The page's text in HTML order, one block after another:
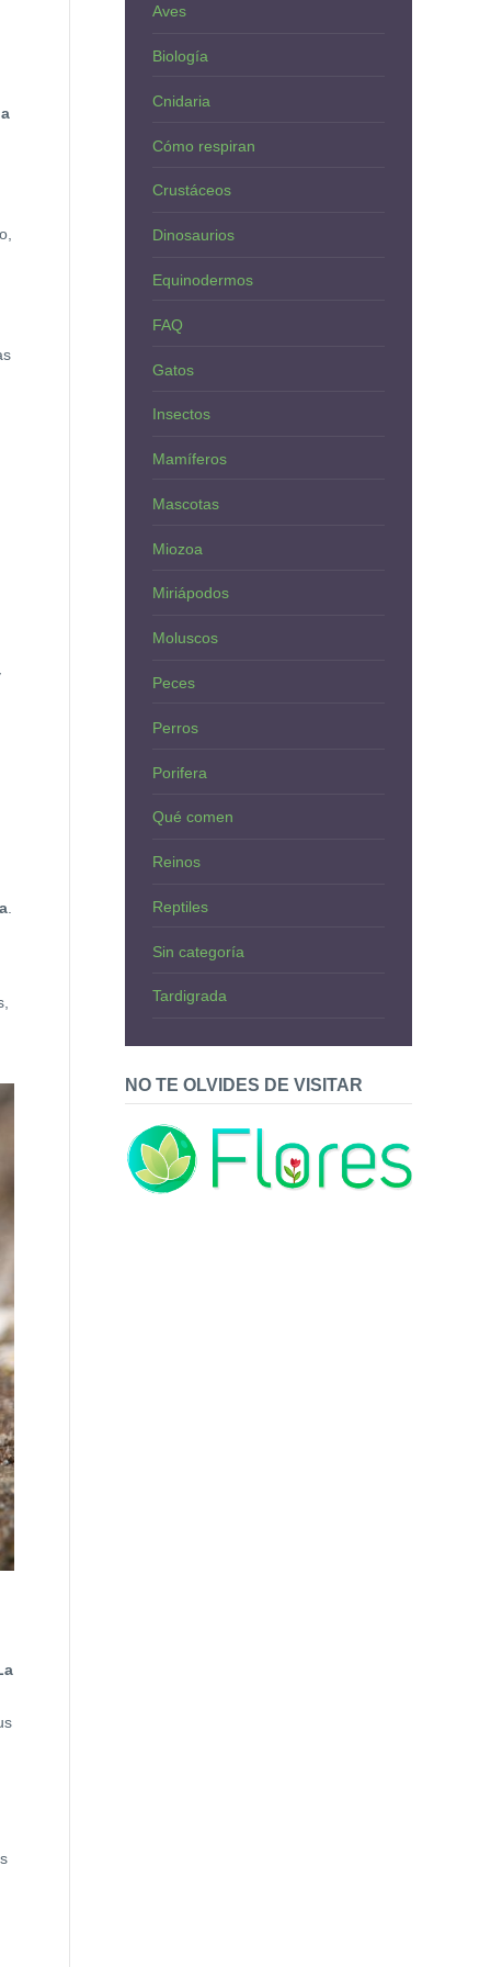
Aves
Biología
Cnidaria
Cómo respiran
Crustáceos
Dinosaurios
Equinodermos
FAQ
Gatos
Insectos
Mamíferos
Mascotas
Miozoa
Miriápodos
Moluscos
Peces
Perros
Porifera
Qué comen
Reinos
Reptiles
Sin categoría
Tardigrada
NO TE OLVIDES DE VISITAR